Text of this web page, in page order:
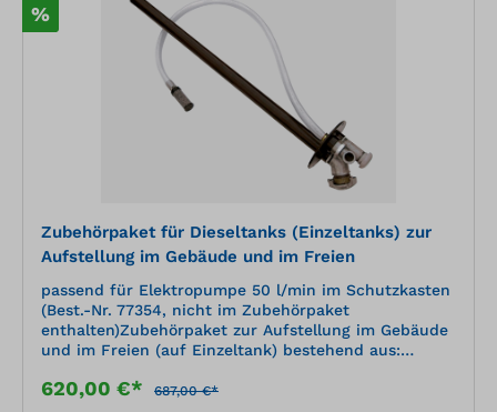
%
Zubehörpaket für Dieseltanks (Einzeltanks) zur
Aufstellung im Gebäude und im Freien
passend für Elektropumpe 50 l/min im Schutzkasten
(Best.-Nr. 77354, nicht im Zubehörpaket
enthalten)Zubehörpaket zur Aufstellung im Gebäude
und im Freien (auf Einzeltank) bestehend aus:
Befüllanschluss, Saugschlauch mit Fußventil,
620,00 €* 687,00 €*